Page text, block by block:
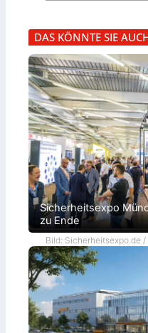
DAS KÖNNTE SIE
Sicherheitsexpo
zu Ende
Bild: Sicherheitsexpo.de